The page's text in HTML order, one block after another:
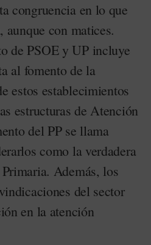
congruencia en lo que
aunque con matices.
de PSOE y UP incluye
al fomento de la
estos establecimientos
estructuras de Atención
del PP se llama
como la verdadera
Además, los
del sector
en la atención